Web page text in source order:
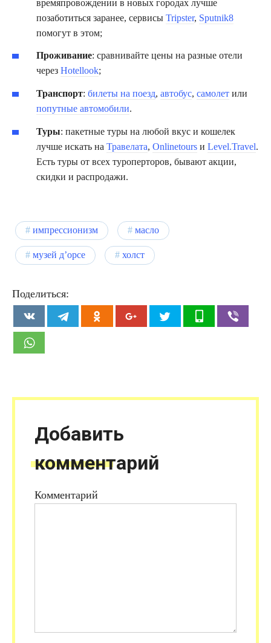
времяпровождении в новых городах лучше
позаботиться заранее, сервисы Tripster, Sputnik8
помогут в этом;
Проживание: сравнивайте цены на разные отели
через Hotellook;
Транспорт: билеты на поезд, автобус, самолет или
попутные автомобили.
Туры: пакетные туры на любой вкус и кошелек
лучше искать на Травелата, Onlinetours и Level.Travel.
Есть туры от всех туроперторов, бывают акции,
скидки и распродажи.
импрессионизм масло
музей д’орсе холст
Поделиться:
Добавить
комментарий
Комментарий